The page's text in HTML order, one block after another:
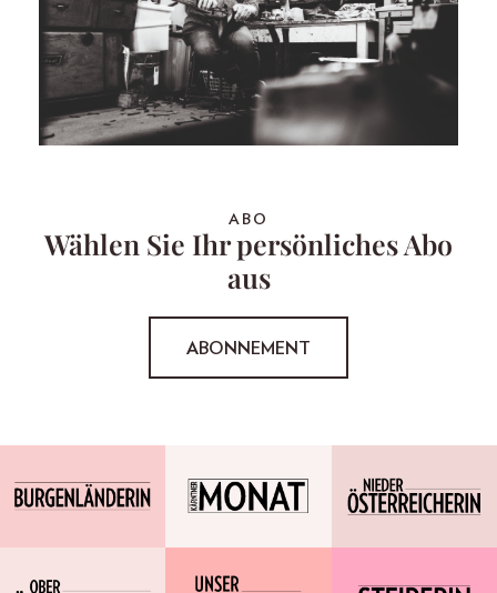
ABO
Wählen Sie Ihr persönliches Abo
aus
ABONNEMENT